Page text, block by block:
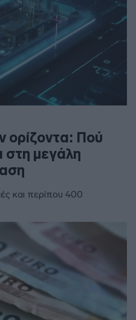
ορίζοντα: Πού
στη μεγάλη
και περίπου 400